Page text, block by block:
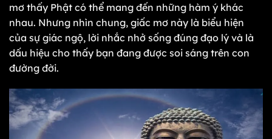
mơ thấy Phật có thể mang đến những hàm ý khác
nhau. Nhưng nhìn chung, giấc mơ này là biểu hiện
của sự giác ngộ, lời nhắc nhở sống đúng đạo lý và là
dấu hiệu cho thấy bạn đang được soi sáng trên con
đường đời.